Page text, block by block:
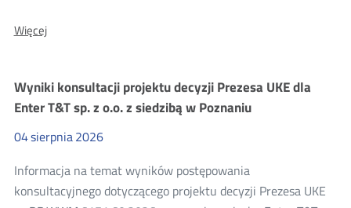
WięcejO:
decyzji
Prezesa
UKE
Enter
sp.
z
o.o.
Wyniki konsultacji projektu decyzji Prezesa UKE dla
Enter T&T sp. z o.o. z siedzibą w Poznaniu
04sierpnia2026
Informacja na temat wyników postępowania
konsultacyjnego dotyczącego projektu decyzji Prezesa UKE